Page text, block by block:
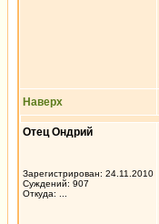
Наверх
Отец Ондрий
Зарегистрирован: 24.11.2010
Суждений: 907
Откуда: ...